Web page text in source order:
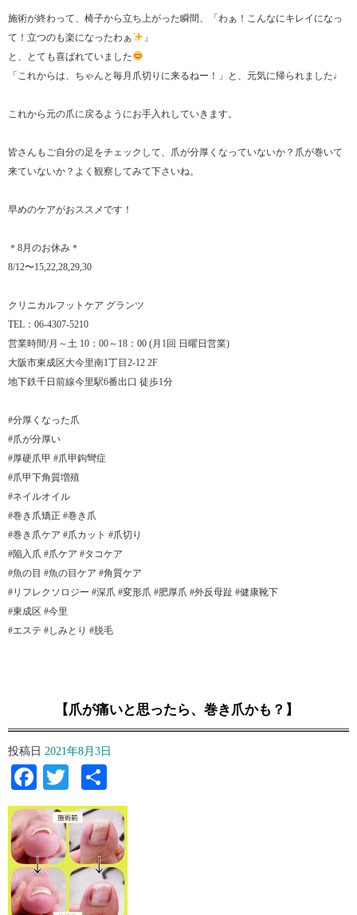
施術が終わって、椅子から立ち上がった瞬間、「わぁ！こんなにキレイになっ
て！立つのも楽になったわぁ
」
と、とても喜ばれていました
「これからは、ちゃんと毎月爪切りに来るねー！」と、元気に帰られました♩
これから元の爪に戻るようにお手入れしていきます。
皆さんもご自分の足をチェックして、爪が分厚くなっていないか？爪が巻いて
来ていないか？よく観察してみて下さいね。
早めのケアがおススメです！
＊8月のお休み＊
8/12〜15,22,28,29,30
クリニカルフットケア グランツ
TEL：06-4307-5210
営業時間/月～土 10：00～18：00 (月1回 日曜日営業)
大阪市東成区大今里南1丁目2-12 2F
地下鉄千日前線今里駅6番出口 徒歩1分
#分厚くなった爪
#爪が分厚い
#厚硬爪甲 #爪甲鉤彎症
#爪甲下角質増殖
#ネイルオイル
#巻き爪矯正 #巻き爪
#巻き爪ケア #爪カット #爪切り
#陥入爪 #爪ケア #タコケア
#魚の目 #魚の目ケア #角質ケア
#リフレクソロジー #深爪 #変形爪 #肥厚爪 #外反母趾 #健康靴下
#東成区 #今里
#エステ #しみとり #脱毛
【爪が痛いと思ったら、巻き爪かも？】 ⁡
投稿日 2021年8月3日
Facebook
Twitter
有